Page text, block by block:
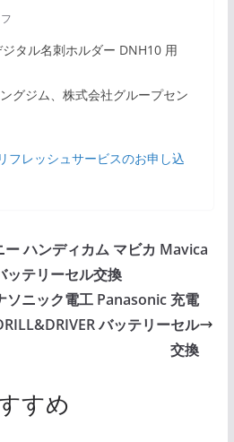
タル名刺ホルダー DNH10 用
グジム、株式会社グループセン
フレッシュサービスのお申し込
ー ハンディカム マビカ Mavica
ッテリーセル交換
ニック電工 Panasonic 充電
バッテリーセル
交換
すめ